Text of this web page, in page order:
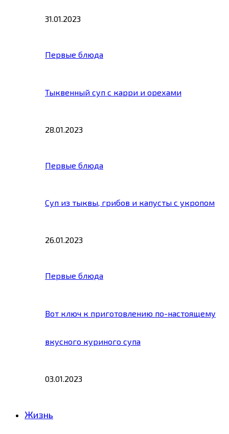
31.01.2023
Первые блюда
Тыквенный суп с карри и орехами
28.01.2023
Первые блюда
Суп из тыквы, грибов и капусты с укропом
26.01.2023
Первые блюда
Вот ключ к приготовлению по-настоящему
вкусного куриного супа
03.01.2023
Жизнь